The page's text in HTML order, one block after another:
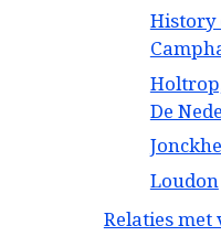
History
De
Loudon
Relaties